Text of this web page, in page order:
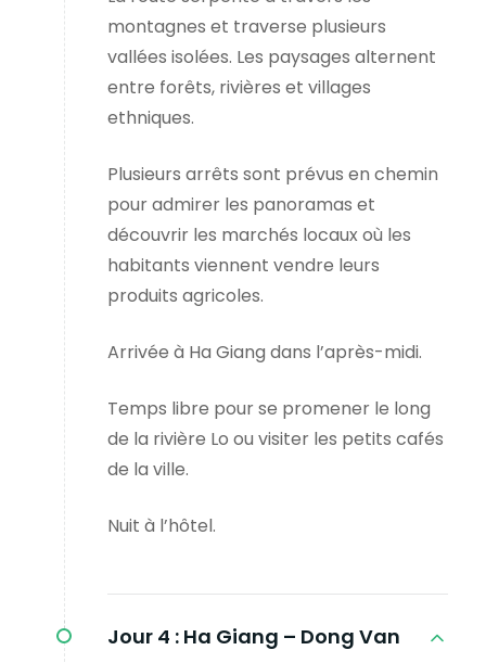
montagnes et traverse plusieurs
vallées isolées. Les paysages alternent
entre forêts, rivières et villages
ethniques.
Plusieurs arrêts sont prévus en chemin
pour admirer les panoramas et
découvrir les marchés locaux où les
habitants viennent vendre leurs
produits agricoles.
Arrivée à Ha Giang dans l’après-midi.
Temps libre pour se promener le long
de la rivière Lo ou visiter les petits cafés
de la ville.
Nuit à l’hôtel.
Jour 4 : Ha Giang – Dong Van